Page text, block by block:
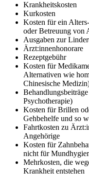
Krankheitskosten
Kurkosten
Kosten für ein
oder Betreuung von
Ausgaben zur
Ärzt:innenhonorare
Rezeptgebühr
Kosten für
Alternativen wie
Chinesische
Psychotherapie)
Kosten für Brillen
Gehbehelfe und so
Fahrtkosten zu
Angehörige
Kosten für
nicht für
Mehrkosten, die
Krankheit entstehen